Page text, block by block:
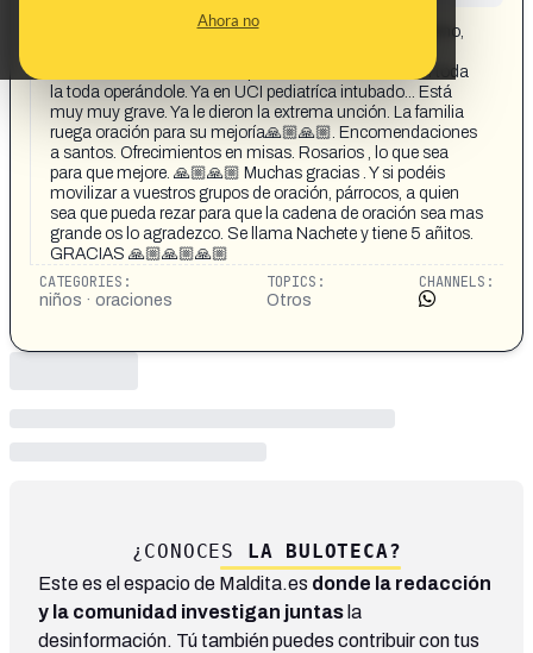
Ahora no
Buenas. Anoche el hijo de una amiga no sabemos como,
cosechadora en lo alto rompiéndole el cráneo. Llevan toda
la toda operándole. Ya en UCI pediatríca intubado... Está
muy muy grave. Ya le dieron la extrema unción. La familia
ruega oración para su mejoría🙏🏼🙏🏼. Encomendaciones
a santos. Ofrecimientos en misas. Rosarios , lo que sea
para que mejore. 🙏🏼🙏🏼 Muchas gracias . Y si podéis
movilizar a vuestros grupos de oración, párrocos, a quien
sea que pueda rezar para que la cadena de oración sea mas
grande os lo agradezco. Se llama Nachete y tiene 5 añitos.
GRACIAS 🙏🏼🙏🏼🙏🏼
CATEGORIES:
niños · oraciones
TOPICS:
Otros
CHANNELS:
¿CONOCES LA BULOTECA?
Este es el espacio de Maldita.es donde la redacción
y la comunidad investigan juntas la
desinformación. Tú también puedes contribuir con tus